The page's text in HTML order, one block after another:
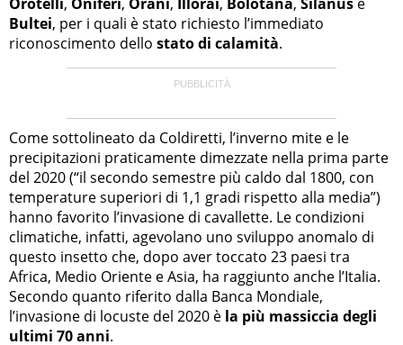
Bultei, per i quali è stato richiesto l’immediato
riconoscimento dello stato di calamità.
Come sottolineato da Coldiretti, l’inverno mite e le
precipitazioni praticamente dimezzate nella prima parte
del 2020 (“il secondo semestre più caldo dal 1800, con
temperature superiori di 1,1 gradi rispetto alla media”)
hanno favorito l’invasione di cavallette. Le condizioni
climatiche, infatti, agevolano uno sviluppo anomalo di
questo insetto che, dopo aver toccato 23 paesi tra
Africa, Medio Oriente e Asia, ha raggiunto anche l’Italia.
Secondo quanto riferito dalla Banca Mondiale,
l’invasione di locuste del 2020 è la più massiccia degli
ultimi 70 anni.